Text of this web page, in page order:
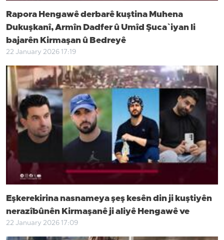
Rapora Hengawê derbarê kuştina Muhena
Dukuşkanî, Armîn Dadfer û Umîd Şuca`iyan li
bajarên Kirmaşan û Bedreyê
22 January 2026 17:19
Eşkerekirina nasnameya şeş kesên din ji kuştiyên
nerazîbûnên Kirmaşanê ji aliyê Hengawê ve
22 January 2026 17:09